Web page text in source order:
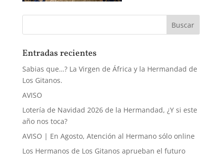
Entradas recientes
Sabias que…? La Virgen de África y la Hermandad de
Los Gitanos.
AVISO
Lotería de Navidad 2026 de la Hermandad, ¿Y si este
año nos toca?
AVISO | En Agosto, Atención al Hermano sólo online
Los Hermanos de Los Gitanos aprueban el futuro